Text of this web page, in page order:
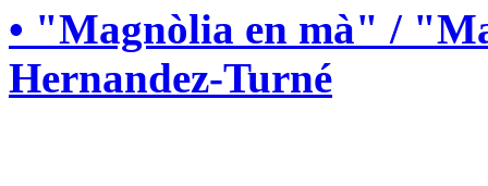
• "Magnòlia en mà" /
Hernandez-Turné